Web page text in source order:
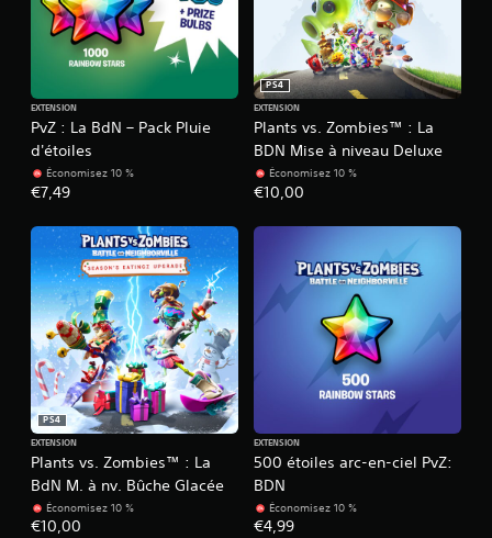
PvZ : La BdN – Pack Pluie
d'étoiles
EXTENSION
Économisez 10 %
€7,49
Plants vs. Zombies™ : La
BDN Mise à niveau Deluxe
PS4
EXTENSION
Économisez 10 %
€10,00
Plants vs. Zombies™ : La
BdN M. à nv. Bûche Glacée
PS4
EXTENSION
Économisez 10 %
€10,00
500 étoiles arc-en-ciel PvZ:
BDN
EXTENSION
Économisez 10 %
€4,99